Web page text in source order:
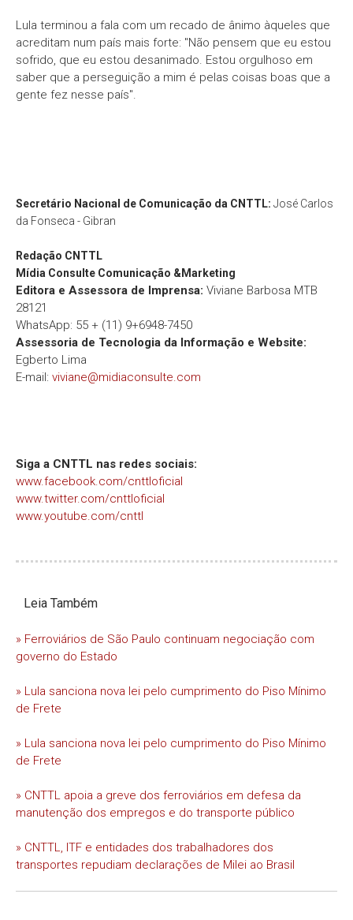
Lula terminou a fala com um recado de ânimo àqueles que
acreditam num país mais forte: "Não pensem que eu estou
sofrido, que eu estou desanimado. Estou orgulhoso em
saber que a perseguição a mim é pelas coisas boas que a
gente fez nesse país".
Secretário Nacional de Comunicação da CNTTL: José Carlos
da Fonseca - Gibran
Redação CNTTL
Mídia Consulte Comunicação &Marketing
Editora e Assessora de Imprensa: Viviane Barbosa MTB
28121
WhatsApp: 55 + (11) 9+6948-7450
Assessoria de Tecnologia da Informação e Website:
Egberto Lima
E-mail: viviane@midiaconsulte.com
Siga a CNTTL nas redes sociais:
www.facebook.com/cnttloficial
www.twitter.com/cnttloficial
www.youtube.com/cnttl
Leia Também
» Ferroviários de São Paulo continuam negociação com
governo do Estado
» Lula sanciona nova lei pelo cumprimento do Piso Mínimo
de Frete
» Lula sanciona nova lei pelo cumprimento do Piso Mínimo
de Frete
» CNTTL apoia a greve dos ferroviários em defesa da
manutenção dos empregos e do transporte público
» CNTTL, ITF e entidades dos trabalhadores dos
transportes repudiam declarações de Milei ao Brasil